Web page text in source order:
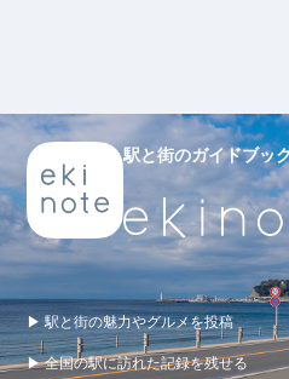
駅と街のガイドブッ
▶ 駅と街の魅力やグルメを投稿
▶ 全国の駅に訪れた記録を残せる